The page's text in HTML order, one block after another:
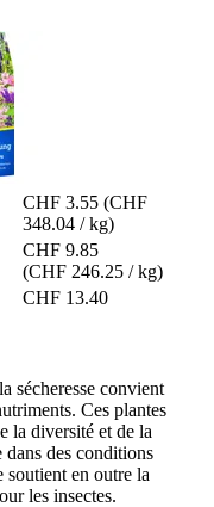
CHF 3.55 (CHF
348.04 / kg)
CHF 9.85
(CHF 246.25 / kg)
CHF 13.40
sécheresse convient
Ces plantes
la diversité et de la
dans des conditions
en outre la
les insectes.